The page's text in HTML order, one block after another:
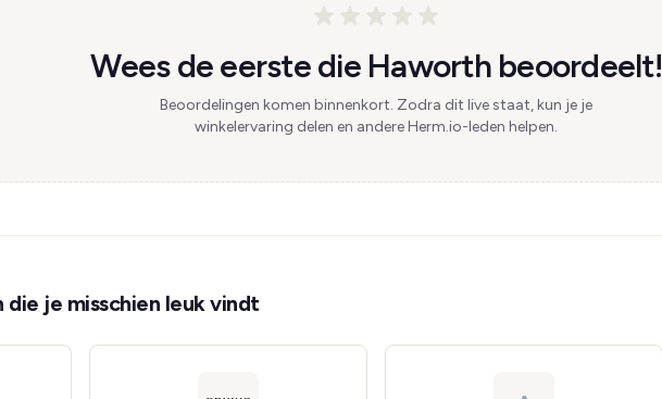
Wees de eerste die Haworth beoordeelt!
Beoordelingen komen binnenkort. Zodra dit live staat, kun je je
winkelervaring delen en andere Herm.io-leden helpen.
je misschien leuk vindt